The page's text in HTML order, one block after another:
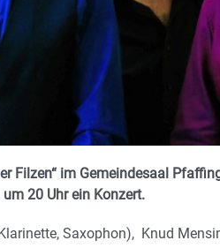
Filzen“ im Gemeindesaal
20 Uhr ein Konzert.
Saxophon), Knud